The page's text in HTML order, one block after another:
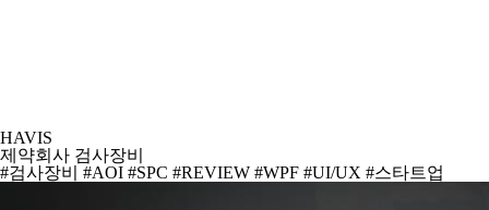
HAVIS
제약회사 검사장비
#검사장비
#AOI #SPC #REVIEW #WPF #UI/UX #스타트업